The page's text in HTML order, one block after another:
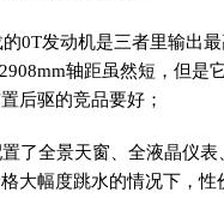
的0T发动机是三者里输出
轴距虽然短，但是
后驱的竞品要好；
了全景天窗、全液晶仪
大幅度跳水的情况下，性